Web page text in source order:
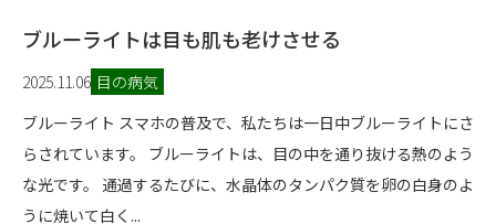
ブルーライトは目も肌も老けさせる
2025.11.06 目の病気
ブルーライト スマホの普及で、私たちは一日中ブルーライトにさ
らされています。 ブルーライトは、目の中を通り抜ける熱のよう
な光です。 通過するたびに、水晶体のタンパク質を卵の白身のよ
うに焼いて白く...